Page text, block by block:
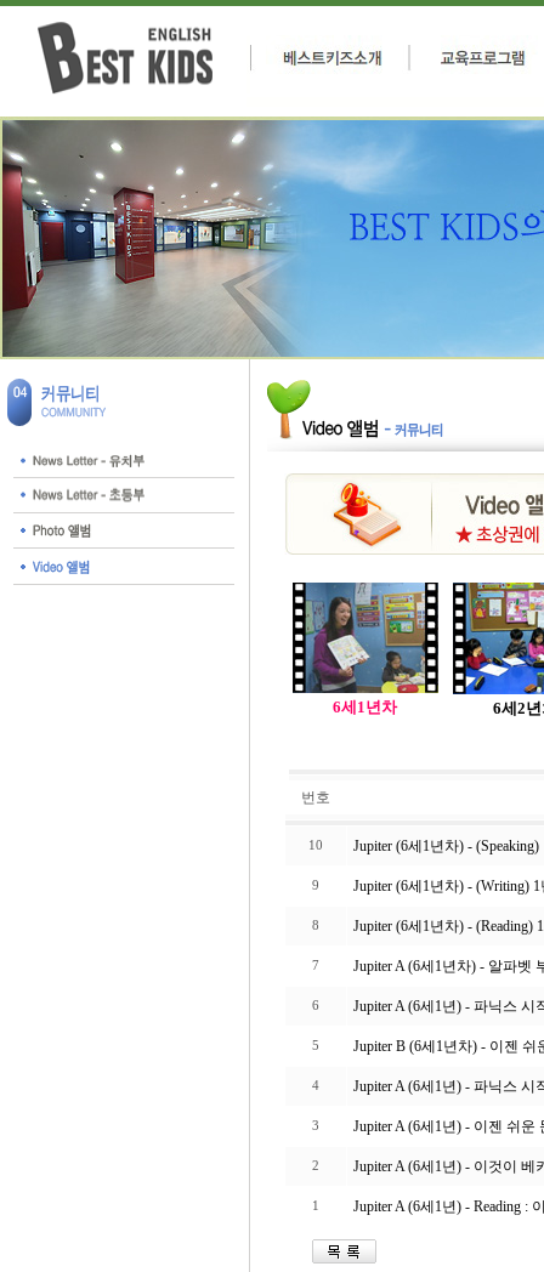
6세1년차 6세2
번호
10 Jupiter (6세1년차) -
9 Jupiter (6세1년차) - (Writing)
8 Jupiter (6세1년차) -
7 Jupiter A (6세1년차) - 알파벳
6 Jupiter A (6세1년) - 파닉스 시
5 Jupiter B (6세1년차) - 이젠
4 Jupiter A (6세1년) - 파닉스 시
3 Jupiter A (6세1년) - 이젠 쉬
2 Jupiter A (6세1년) - 이것이 베
1 Jupiter A (6세1년) - Reading :